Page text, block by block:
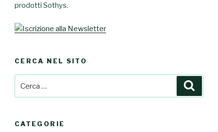
prodotti Sothys.
CERCA NEL SITO
CATEGORIE